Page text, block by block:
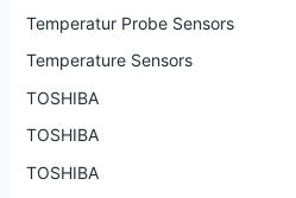
Temperatur Probe Sensors
Temperature Sensors
TOSHIBA
TOSHIBA
TOSHIBA